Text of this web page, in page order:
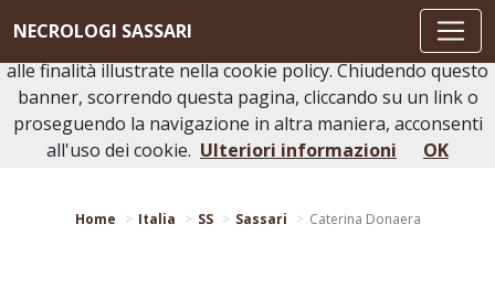
NECROLOGI SASSARI
Torna indietro Stampa bacheca
Home Italia SS Sassari Caterina Donaera
Questo sito o gli strumenti terzi da questo utilizzati si
avvalgono di cookie necessari al funzionamento ed utili
alle finalità illustrate nella cookie policy. Chiudendo questo
banner, scorrendo questa pagina, cliccando su un link o
proseguendo la navigazione in altra maniera, acconsenti
all'uso dei cookie. Ulteriori informazioni OK